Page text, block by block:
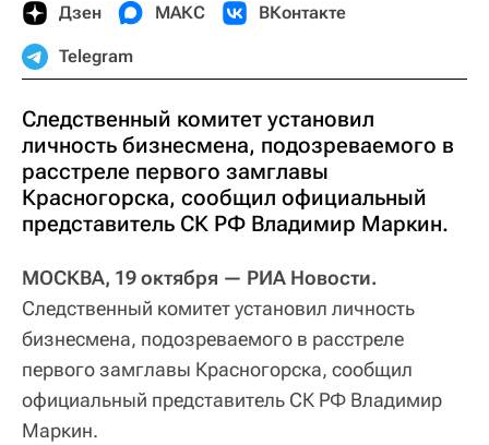
Дзен МАКС ВКонтакте
Telegram
Следственный комитет установил
личность бизнесмена, подозреваемого в
расстреле первого замглавы
Красногорска, сообщил официальный
представитель СК РФ Владимир Маркин.
МОСКВА, 19 октября — РИА Новости.
Следственный комитет установил личность
бизнесмена, подозреваемого в расстреле
первого замглавы Красногорска, сообщил
официальный представитель СК РФ Владимир
Маркин.